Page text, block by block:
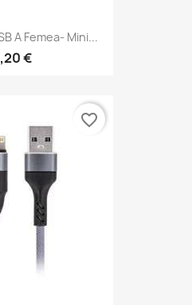
A Femea- Mini...
€
favorite_border